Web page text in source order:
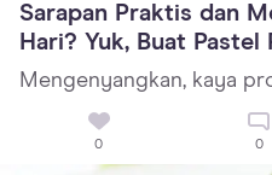
Sarapan Praktis dan
Hari? Yuk, Buat Pastel
Mengenyangkan, kaya
0 0